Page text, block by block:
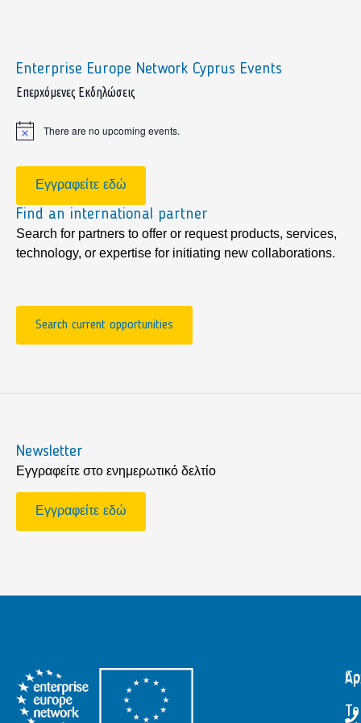
Enterprise Europe Network Cyprus Events
sidebar
Επερχόμενες Εκδηλώσεις
Notice There are no upcoming events.
Εγγραφείτε εδώ
Find an international partner
Search for partners to offer or request products, services,
technology, or expertise for initiating new collaborations.
Search current opportunities
Newsletter
Εγγραφείτε στο ενημερωτικό δελτίο
Εγγραφείτε εδώ
Το